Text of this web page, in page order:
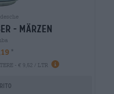
- märzen
- € 9,52 / LTR